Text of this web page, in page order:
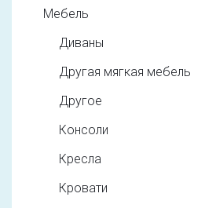
Мебель
Диваны
Другая мягкая мебель
Другое
Консоли
Кресла
Кровати